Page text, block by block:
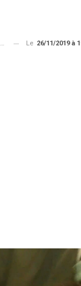
Le 26/11/2019 à